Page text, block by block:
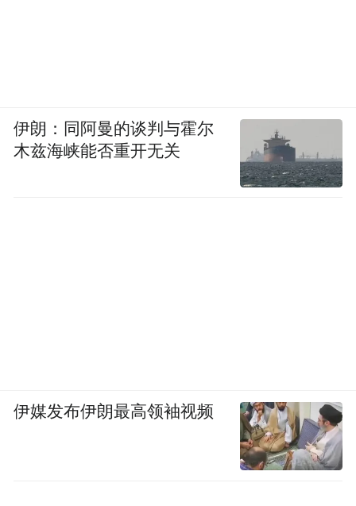
伊朗：同阿曼的谈判与霍尔
木兹海峡能否重开无关
伊媒发布伊朗最高领袖视频